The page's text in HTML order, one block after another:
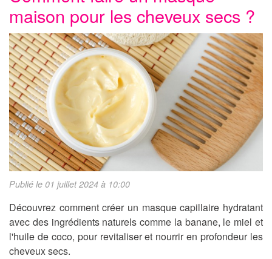
maison pour les cheveux secs ?
Publié le 01 juillet 2024 à 10:00
Découvrez comment créer un masque capillaire hydratant
avec des ingrédients naturels comme la banane, le miel et
l'huile de coco, pour revitaliser et nourrir en profondeur les
cheveux secs.